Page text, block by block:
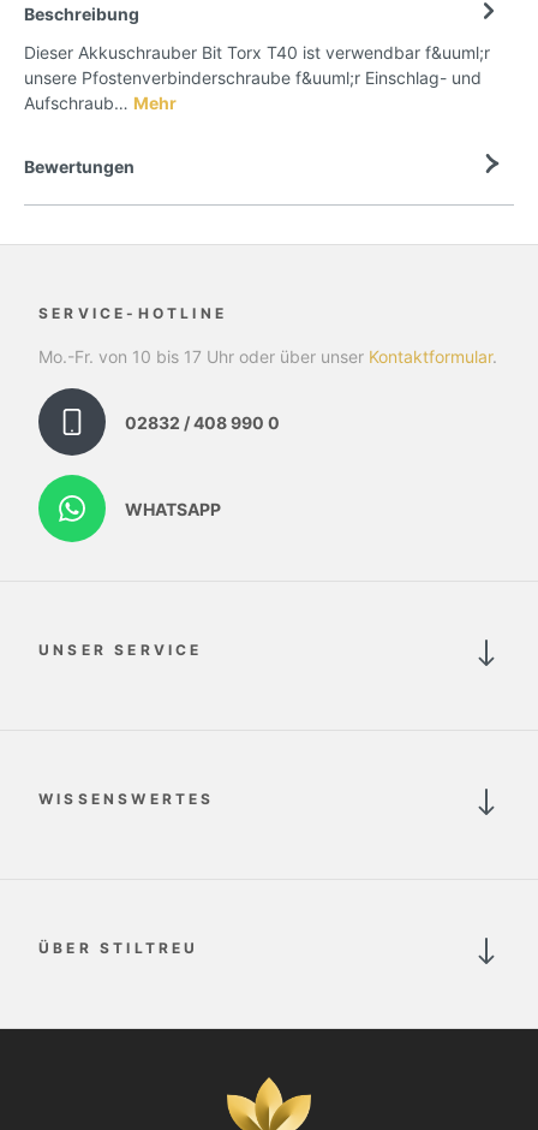
Beschreibung
Dieser Akkuschrauber Bit Torx T40 ist verwendbar f&uuml;r
unsere Pfostenverbinderschraube f&uuml;r Einschlag- und
Aufschraub… Mehr
Bewertungen
SERVICE-HOTLINE
Mo.-Fr. von 10 bis 17 Uhr oder über unser Kontaktformular.
02832 / 408 990 0
WHATSAPP
UNSER SERVICE
WISSENSWERTES
ÜBER STILTREU